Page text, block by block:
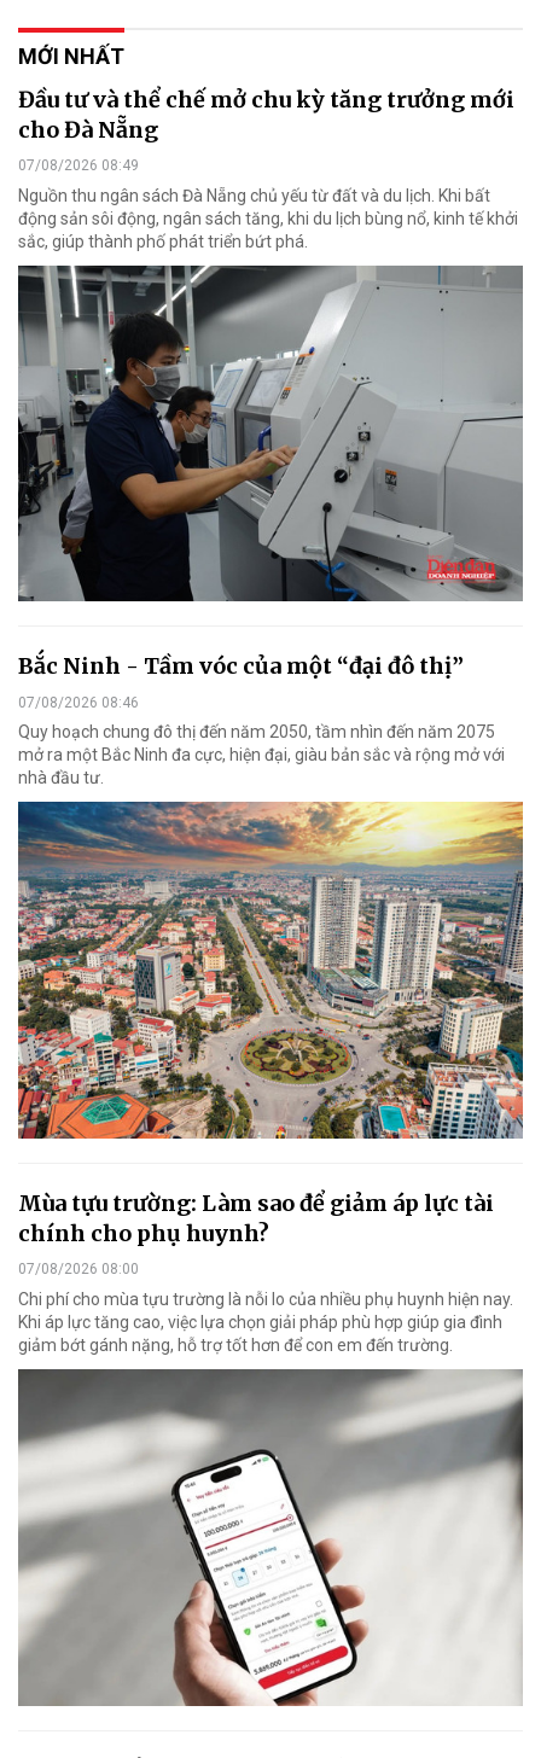
MỚI NHẤT
Đầu tư và thể chế mở chu kỳ tăng trưởng mới
cho Đà Nẵng
07/08/2026 08:49
Nguồn thu ngân sách Đà Nẵng chủ yếu từ đất và du lịch. Khi bất
động sản sôi động, ngân sách tăng, khi du lịch bùng nổ, kinh tế khởi
sắc, giúp thành phố phát triển bứt phá.
Bắc Ninh - Tầm vóc của một “đại đô thị”
07/08/2026 08:46
Quy hoạch chung đô thị đến năm 2050, tầm nhìn đến năm 2075
mở ra một Bắc Ninh đa cực, hiện đại, giàu bản sắc và rộng mở với
nhà đầu tư.
Mùa tựu trường: Làm sao để giảm áp lực tài
chính cho phụ huynh?
07/08/2026 08:00
Chi phí cho mùa tựu trường là nỗi lo của nhiều phụ huynh hiện nay.
Khi áp lực tăng cao, việc lựa chọn giải pháp phù hợp giúp gia đình
giảm bớt gánh nặng, hỗ trợ tốt hơn để con em đến trường.